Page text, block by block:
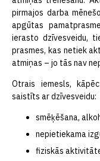
pirmajos darba
apgūtas
ierasto dzīvesveidu,
prasmes, kas netiek
atmiņas – jo tās nav
Otrais iemesls,
saistīts ar dzīvesveidu:
smēķēšana,
nepietiekama
fiziskās